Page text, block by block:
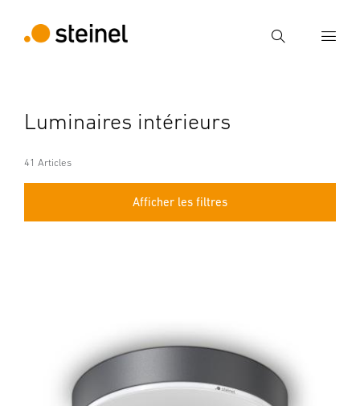
Recherche
Recherche
Luminaires intérieurs
41 Articles
Afficher les filtres